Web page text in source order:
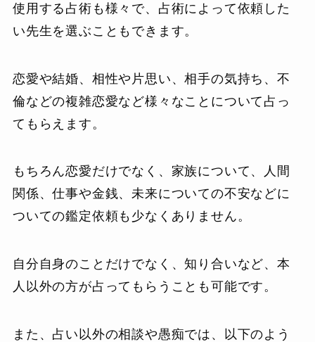
使用する占術も様々で、占術によって依頼した
い先生を選ぶこともできます。
恋愛や結婚、相性や片思い、相手の気持ち、不
倫などの複雑恋愛など様々なことについて占っ
てもらえます。
もちろん恋愛だけでなく、家族について、人間
関係、仕事や金銭、未来についての不安などに
ついての鑑定依頼も少なくありません。
自分自身のことだけでなく、知り合いなど、本
人以外の方が占ってもらうことも可能です。
また、占い以外の相談や愚痴では、以下のよう